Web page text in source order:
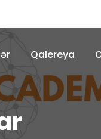
Qalereya